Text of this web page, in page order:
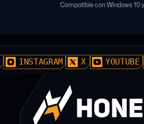
Compatible con Windows 10
INSTAGRAM X YOUTUBE